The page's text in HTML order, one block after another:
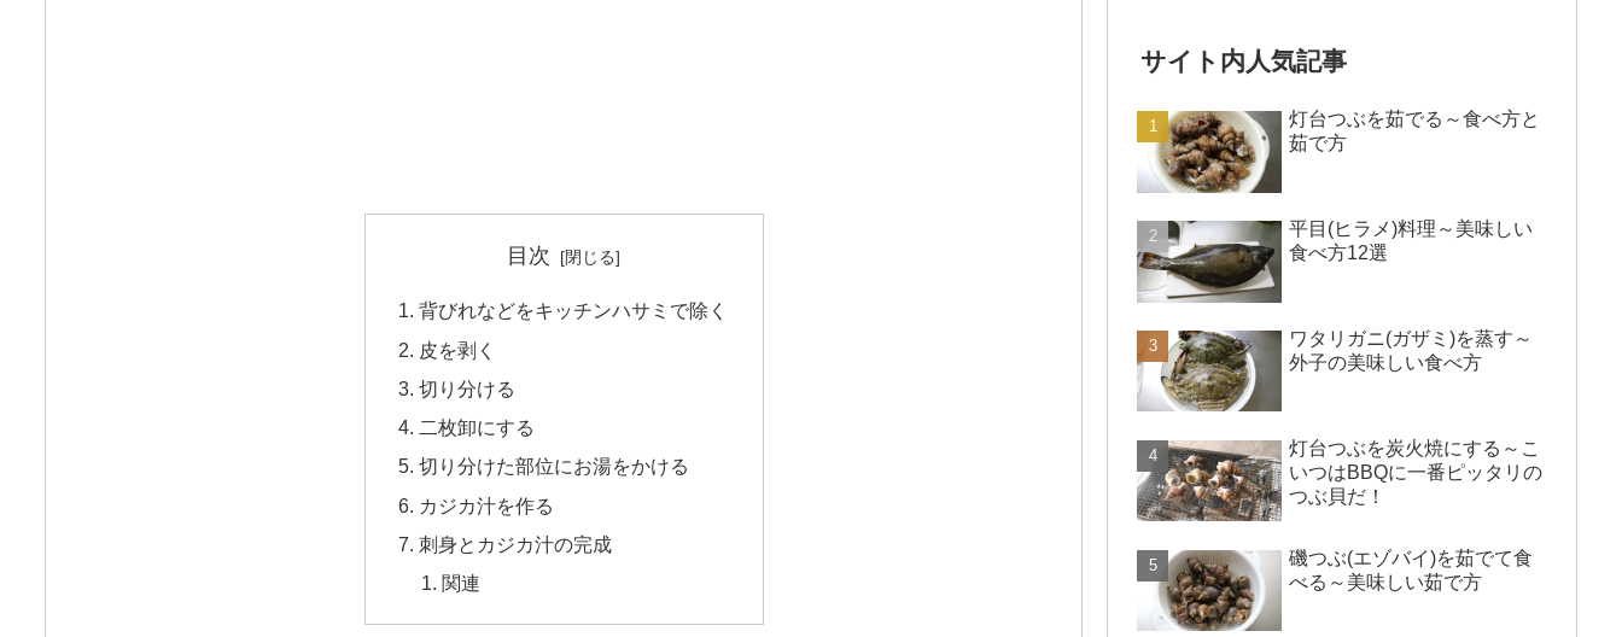
目次
背びれなどをキッチンハサミで除く
皮を剥く
切り分ける
二枚卸にする
切り分けた部位にお湯をかける
カジカ汁を作る
刺身とカジカ汁の完成
関連
サイト内人気記事
灯台つぶを茹でる～食べ方と
茹で方
平目(ヒラメ)料理～美味しい
食べ方12選
ワタリガニ(ガザミ)を蒸す～
外子の美味しい食べ方
灯台つぶを炭火焼にする～こ
いつはBBQに一番ピッタリの
つぶ貝だ！
磯つぶ(エゾバイ)を茹でて食
べる～美味しい茹で方